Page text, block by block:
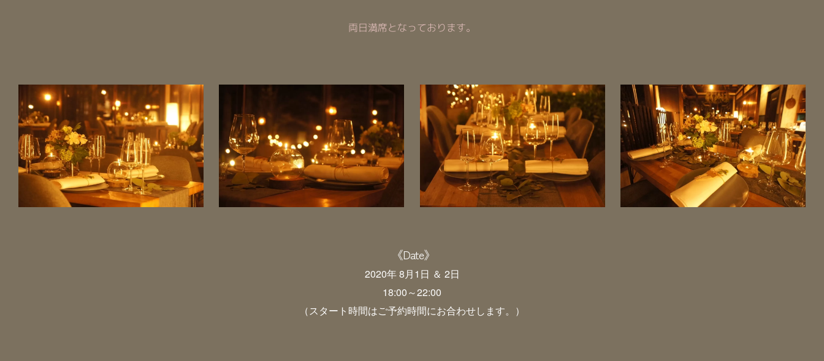
両日満席となっております。
《Date》
2020年 8月1日 ＆ 2日
18:00～22:00
（スタート時間はご予約時間にお合わせします。）